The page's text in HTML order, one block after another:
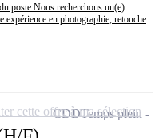
poste Nous recherchons un(e)
en photographie, retouche
CDDTemps plein
cette offre à ma sélection